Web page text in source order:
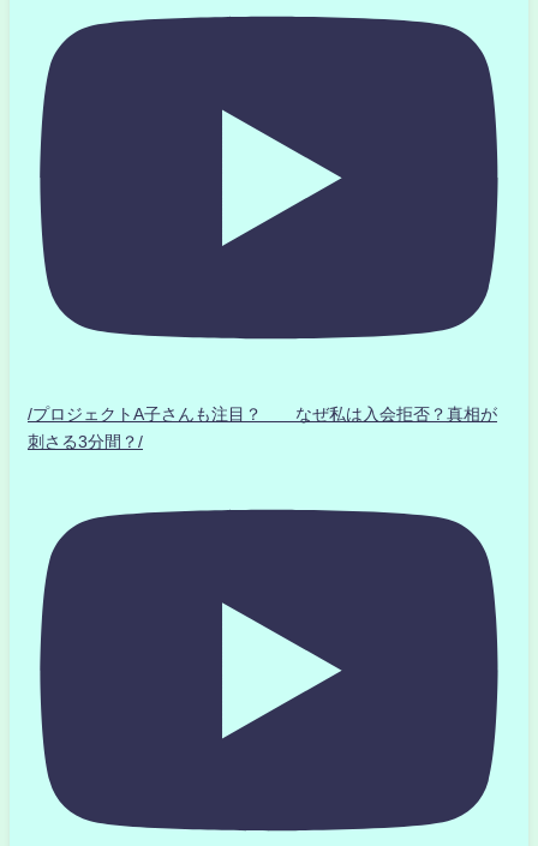
/プロジェクトA子さんも注目？ なぜ私は入会拒否？真相が
刺さる3分間？/